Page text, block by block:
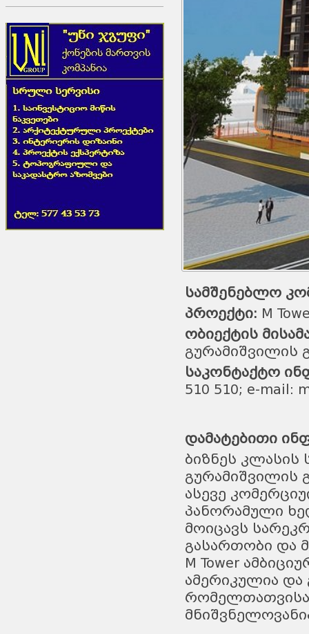
სამშენებლო
პროექტი: M
ობიექტის
გურამიშვილის
საკონტაქტო
510 510; e-mail:
დამატებითი
ბიზნეს კლასის
გურამიშვილის
ასევე
პანორამული
მოიცავს
გასართობი და
M Tower
ამერიკულია და